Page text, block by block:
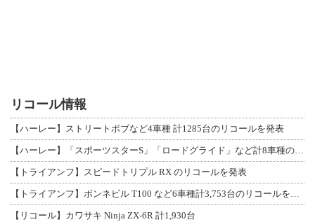
リコール情報
【ハーレー】ストリートボブなど4車種 計1285台のリコールを発表
【ハーレー】「スポーツスターS」「ロードグライド」など計8車種のリコールを発表
【トライアンフ】スピードトリプル RX のリコールを発表
【トライアンフ】ボンネビル T100 など6車種計3,753台のリコールを発表
【リコール】カワサキ Ninja ZX-6R 計1,930台